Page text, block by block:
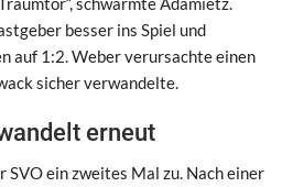
besser ins Spiel und
auf 1:2. Weber verursachte einen
sicher verwandelte.
erneut
SVO ein zweites Mal zu. Nach einer